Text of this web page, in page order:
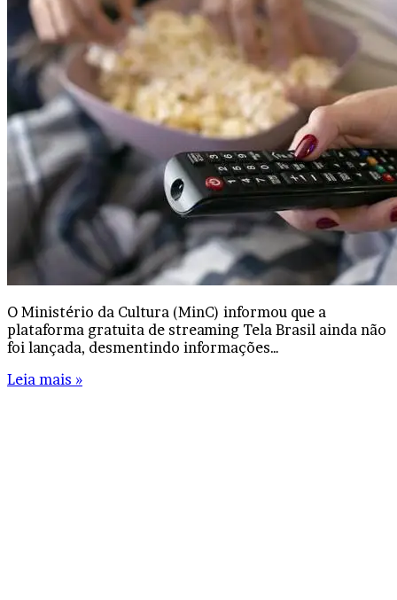
O Ministério da Cultura (MinC) informou que a
plataforma gratuita de streaming Tela Brasil ainda não
foi lançada, desmentindo informações…
Leia mais »